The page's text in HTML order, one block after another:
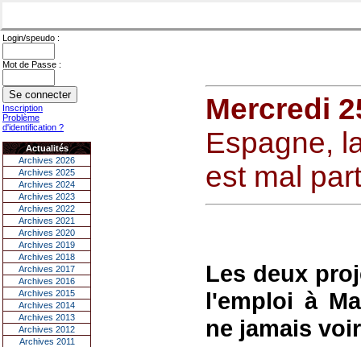
Login/speudo :
Mot de Passe :
Inscription
Problème
d'identification ?
Actualités
Archives 2026
Archives 2025
Archives 2024
Archives 2023
Archives 2022
Archives 2021
Archives 2020
Archives 2019
Archives 2018
Archives 2017
Archives 2016
Archives 2015
Archives 2014
Archives 2013
Archives 2012
Archives 2011
Mercredi
Espagne,
est mal
Les deux
l'emploi à
ne jamais